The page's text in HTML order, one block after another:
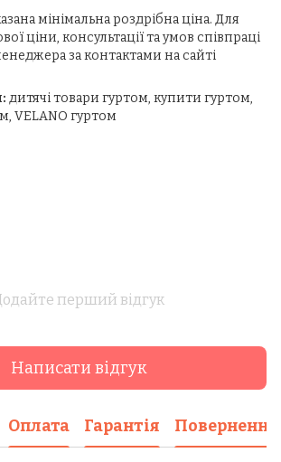
мінімальна роздрібна ціна. Для
ціни, консультації та умов співпраці
за контактами на сайті
дитячі товари гуртом, купити гуртом,
VELANO гуртом
перший відгук
Написати відгук
Оплата Гарантія Повернення